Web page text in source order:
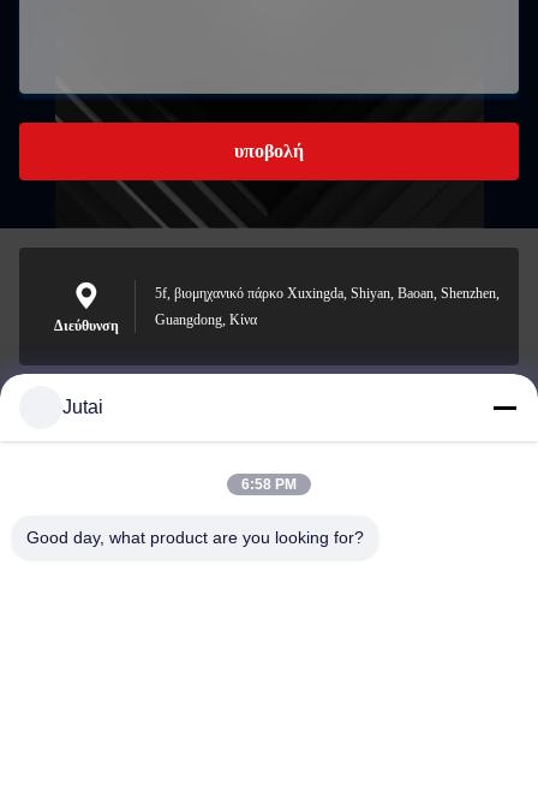
υποβολή
Διεύθυνση
5f, βιομηχανικό πάρκο Xuxingda, Shiyan, Baoan, Shenzhen,
Guangdong, Κίνα
jutaisales18@gmail.com
Jutai
6:58 PM
Good day, what product are you looking for?